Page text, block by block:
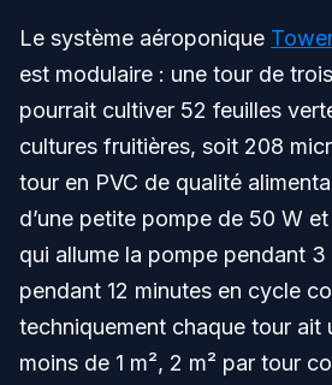
Le système aéroponique
est modulaire : une tour de
pourrait cultiver 52 feuilles
cultures fruitières, soit 208
tour en PVC de qualité
d’une petite pompe de 50 W et
qui allume la pompe pendant
pendant 12 minutes en cycle
techniquement chaque tour ait
moins de 1 m², 2 m² par tour